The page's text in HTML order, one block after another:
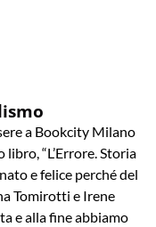
a Bookcity Milano
“L’Errore. Storia
e felice perché del
Tomirotti e Irene
e alla fine abbiamo